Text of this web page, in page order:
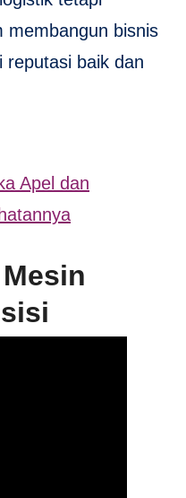
membangun bisnis
reputasi baik dan
Apel dan